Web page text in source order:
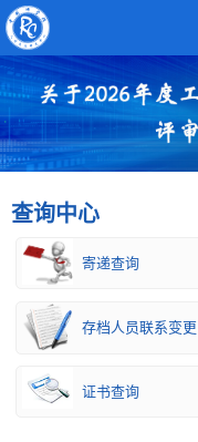
查询中心
寄递查询
存档人员联系变更
证书查询